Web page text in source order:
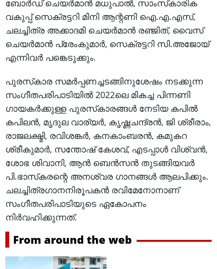
ബോര്‍ഡ് ചെയര്‍മാന്‍ മധുപാല്‍, സാംസ്‌കാരിക
വകുപ്പ് സെക്രട്ടറി മിനി ആന്റണി ഐ.എ.എസ്,
ചലച്ചിത്ര അക്കാദമി ചെയര്‍മാന്‍ രഞ്ജിത്, വൈസ്
ചെയര്‍മാന്‍ പ്രേംകുമാര്‍, സെക്രട്ടറി സി.അജോയ്
എന്നിവര്‍ പങ്കെടുക്കും.
പുരസ്‌കാര സമര്‍പ്പണച്ചടങ്ങിനുശേഷം നടക്കുന്ന
സംഗീതപരിപാടിയില്‍ 2022ലെ മികച്ച പിന്നണി
ഗായകര്‍ക്കുള്ള പുരസ്‌കാരങ്ങള്‍ നേടിയ കപില്‍
കപിലന്‍, മൃദുല വാര്യര്‍, കൃഷ്ണചന്ദ്രന്‍, ജി ശ്രീരാം,
രാജലക്ഷ്മി, രവിശങ്കര്‍, കനകാംബരന്‍, കമുകറ
ശ്രീകുമാര്‍, സന്തോഷ് കേശവ്, എടപ്പാള്‍ വിശ്വന്‍,
ശോഭ ശിവാനി, ആന്‍ ബെന്‍സന്‍ തുടങ്ങിയവര്‍
പി.ഭാസ്‌കരന്റെ അനശ്വര ഗാനങ്ങള്‍ ആലപിക്കും.
ചലച്ചിത്രഗാനനിരൂപകന്‍ രവിമേനോനാണ്
സംഗീതപരിപാടിയുടെ ഏകോപനം
നിര്‍വഹിക്കുന്നത്.
From around the web